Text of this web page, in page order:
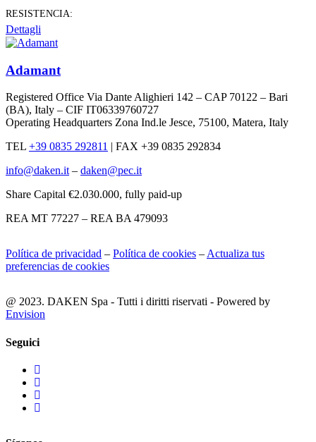
RESISTENCIA:
Dettagli
Adamant
Registered Office Via Dante Alighieri 142 – CAP 70122 – Bari
(BA), Italy – CIF IT06339760727
Operating Headquarters Zona Ind.le Jesce, 75100, Matera, Italy
TEL +39 0835 292811 | FAX +39 0835 292834
info@daken.it – daken@pec.it
Share Capital €2.030.000, fully paid-up
REA MT 77227 – REA BA 479093
Política de privacidad – Política de cookies – Actualiza tus
preferencias de cookies
@ 2023. DAKEN Spa - Tutti i diritti riservati - Powered by
Envision
Seguici